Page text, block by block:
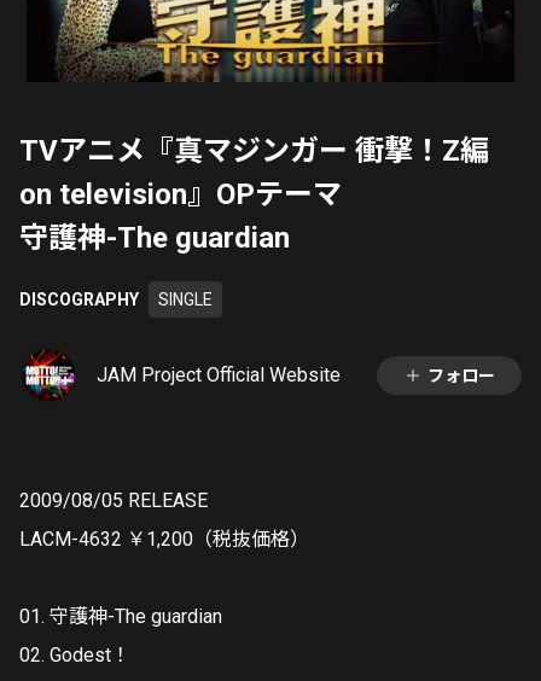
TVアニメ『真マジンガー 衝撃！Z編
on television』OPテーマ
守護神-The guardian
DISCOGRAPHY SINGLE
JAM Project Official Website フォロー
2009/08/05 RELEASE
LACM-4632 ￥1,200（税抜価格）
01. 守護神-The guardian
02. Godest！